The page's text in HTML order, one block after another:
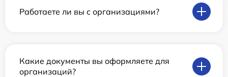
Работаете ли вы с организациями?
Какие документы вы оформляете для
организаций?